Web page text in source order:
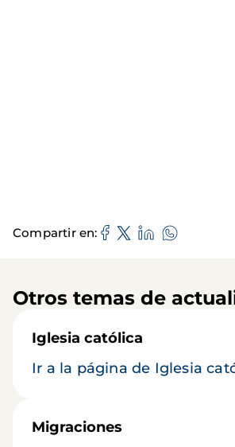
Compartir en
Otros temas de
Iglesia católica
Ir a la página de Iglesia
Migraciones